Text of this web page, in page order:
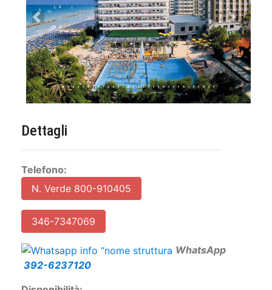
Previous Next
Dettagli
Telefono:
N. Verde 800-910405
346-7347069
WhatsApp
392-6237120